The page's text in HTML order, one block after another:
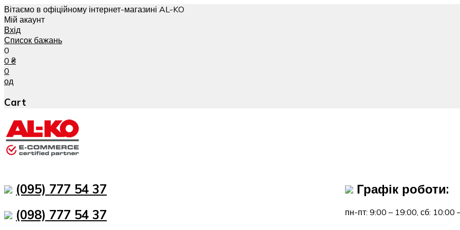
Вітаємо в офіційному інтернет-магазині AL-KO
Мій акаунт
Вхід
Список бажань
0
0 ₴
0
од
Cart
(095) 777 54 37
(098) 777 54 37
Графік роботи:
пн-пт: 9:00 – 19:00, сб: 10:00